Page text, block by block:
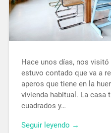
Hace unos días, nos
estuvo contado que va a
aperos que tiene en la
vivienda habitual. La casa
cuadrados y…
Seguir leyendo →